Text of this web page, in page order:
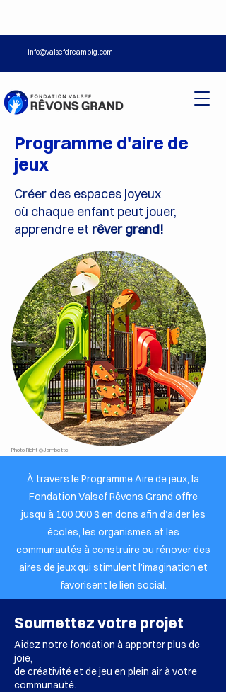
info@valsefdreambig.com
Si vous souhaitez offrir vos
services et devenir un
partenaire de confiance de la
Véronnik Marcil.
Programme d'aire de
jeux
Créer des espaces joyeux
où chaque enfant peut jouer,
apprendre et rêver grand!
Photo Right ©Jambette
À travers le Programme Aire de jeux, la
Fondation Valsef Rêvons Grand offre
jusqu’à 100 000 $ en dons afin d’aider les
écoles, les organismes et les
communautés à construire ou rénover des
aires de jeux qui stimulent l’imagination et
favorisent le lien social.
Soumettez votre projet
Aidez notre fondation à apporter plus de
joie,
de créativité et de jeu en plein air à votre
communauté.